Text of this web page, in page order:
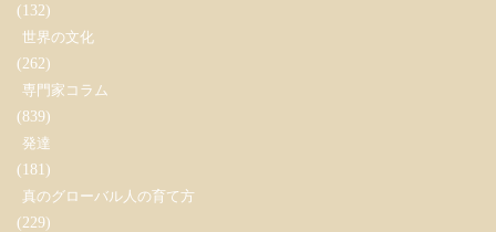
(132)
世界の文化
(262)
専門家コラム
(839)
発達
(181)
真のグローバル人の育て方
(229)